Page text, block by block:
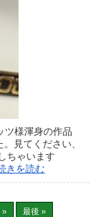
ツ様渾身の作品
見てください、
ちゃいます
きを読む
» 最後 »